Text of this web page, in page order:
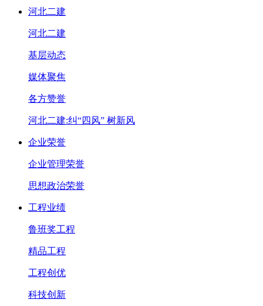
河北二建
河北二建
基层动态
媒体聚焦
各方赞誉
河北二建:纠“四风” 树新风
企业荣誉
企业管理荣誉
思想政治荣誉
工程业绩
鲁班奖工程
精品工程
工程创优
科技创新